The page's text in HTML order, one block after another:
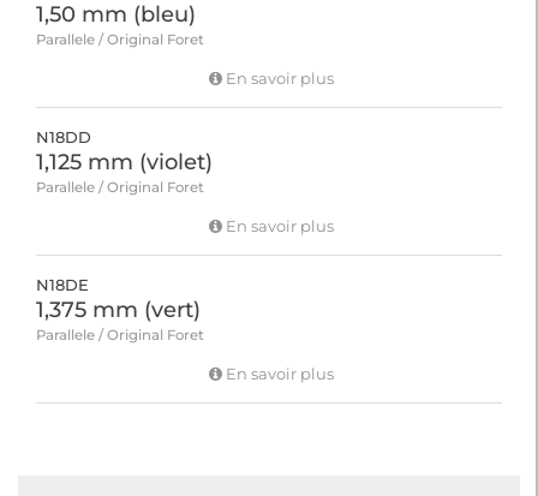
1,50 mm (bleu)
Parallele / Original Foret
En savoir plus
N18DD
1,125 mm (violet)
Parallele / Original Foret
En savoir plus
N18DE
1,375 mm (vert)
Parallele / Original Foret
En savoir plus